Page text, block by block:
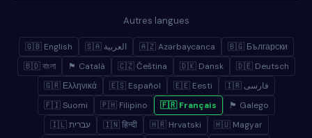
Autres langues
🇬🇧 English 🇸🇦 العربية 🇦🇿 Azərbaycanca
🇧🇬 Български
🇧🇩 বাংলা
🏴 Català 🇨🇿 Čeština 🇩🇰 Dansk
🇩🇪 Deutsch
🇬🇷 Ελληνικά
🇪🇸 Español 🇪🇪 Eesti
🇮🇷 فارسی
🇫🇮 Suomi
🇵🇭 Filipino 🇫🇷 Français
🏴 Galego
🇮🇱 עברית
🇮🇳 हिन्दी 🇭🇷 Hrvatski 🇭🇺 Magyar